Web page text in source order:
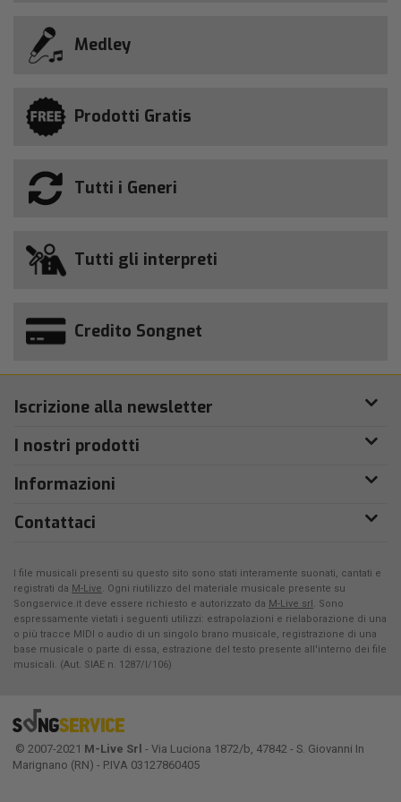
Medley
Prodotti Gratis
Tutti i Generi
Tutti gli interpreti
Credito Songnet
Iscrizione alla newsletter
I nostri prodotti
Informazioni
Contattaci
I file musicali presenti su questo sito sono stati interamente suonati, cantati e
registrati da M-Live. Ogni riutilizzo del materiale musicale presente su
Songservice.it deve essere richiesto e autorizzato da M-Live srl. Sono
espressamente vietati i seguenti utilizzi: estrapolazioni e rielaborazione di una
o più tracce MIDI o audio di un singolo brano musicale, registrazione di una
base musicale o parte di essa, estrazione del testo presente all'interno dei file
musicali. (Aut. SIAE n. 1287/I/106)
© 2007-2021 M-Live Srl - Via Luciona 1872/b, 47842 - S. Giovanni In
Marignano (RN) - P.IVA 03127860405